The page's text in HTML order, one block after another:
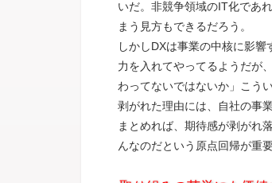
いだ。非競争領域のIT化であ
まう見方もできるだろう。
しかしDXは事業の中核に影
力を入れてやってるようだが
わってないではないか」こう
剥がれた理由には、自社の事
まとめれば、期待感が剥がれ
んなのだという原点回帰が重